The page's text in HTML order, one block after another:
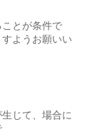
とが条件で
ようお願いい
じて、場合に